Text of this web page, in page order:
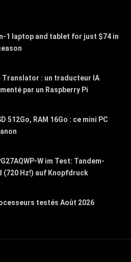
1 laptop and tablet for just $74 in
Translator : un traducteur IA
par un Raspberry Pi
512Go, RAM 16Go : ce mini PC
W im Test: Tandem-
(720 Hz!) auf Knopfdruck
testés Août 2026